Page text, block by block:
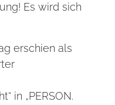
Es wird sich
erschien als
in „PERSON.